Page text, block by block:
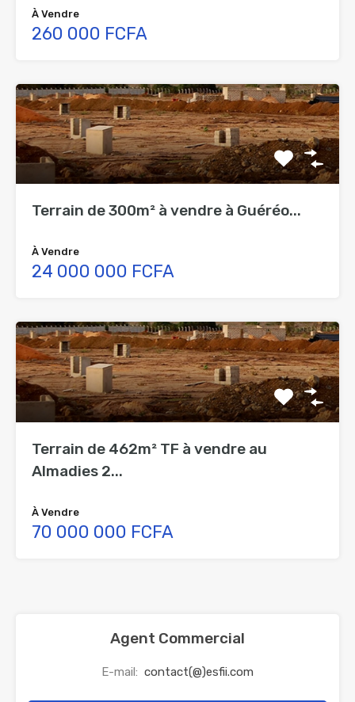
À Vendre
260 000 FCFA
Terrain de 300m² à vendre à Guéréo...
À Vendre
24 000 000 FCFA
Terrain de 462m² TF à vendre au
Almadies 2...
À Vendre
70 000 000 FCFA
Agent Commercial
E-mail: contact(@)esfii.com